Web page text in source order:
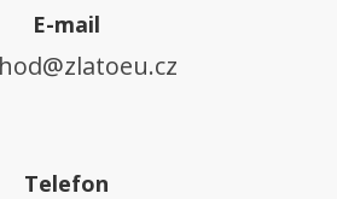
E-mail
Telefon